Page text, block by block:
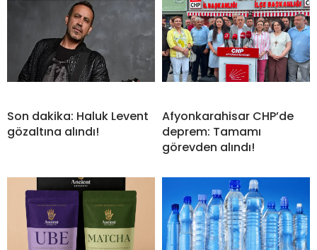
Son dakika: Haluk Levent
gözaltına alındı!
Afyonkarahisar CHP’de
deprem: Tamamı
görevden alındı!